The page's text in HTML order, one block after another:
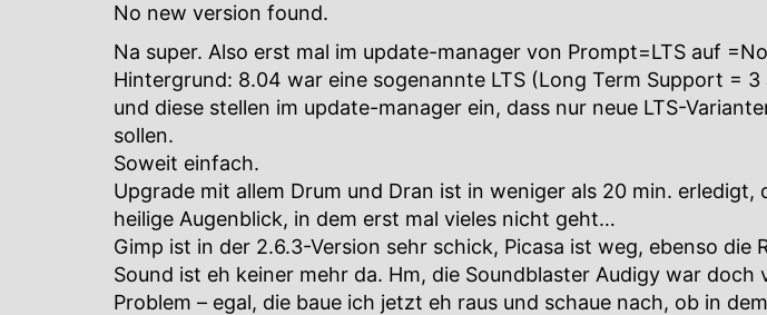
No new version found.
Na super. Also erst mal im update-manager von Prompt=LTS auf
Hintergrund: 8.04 war eine sogenannte LTS (Long Term Support =
und diese stellen im update-manager ein, dass nur neue LTS-
sollen.
Soweit einfach.
Upgrade mit allem Drum und Dran ist in weniger als 20 min. erledigt,
heilige Augenblick, in dem erst mal vieles nicht geht…
Gimp ist in der 2.6.3-Version sehr schick, Picasa ist weg, ebenso die
Sound ist eh keiner mehr da. Hm, die Soundblaster Audigy war doch
Problem – egal, die baue ich jetzt eh raus und schaue nach, ob in